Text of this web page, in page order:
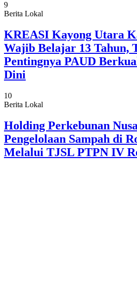
9
Berita Lokal
KREASI Kayong Utara
Wajib Belajar 13 Tahun,
Pentingnya PAUD
Dini
10
Berita Lokal
Holding Perkebunan
Pengelolaan Sampah di
Melalui TJSL PTPN IV